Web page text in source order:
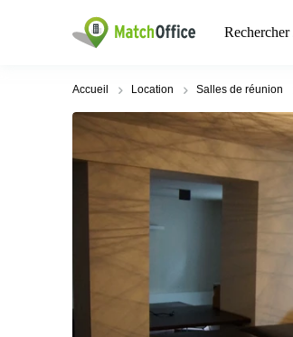
Accueil Location Salles de réunion